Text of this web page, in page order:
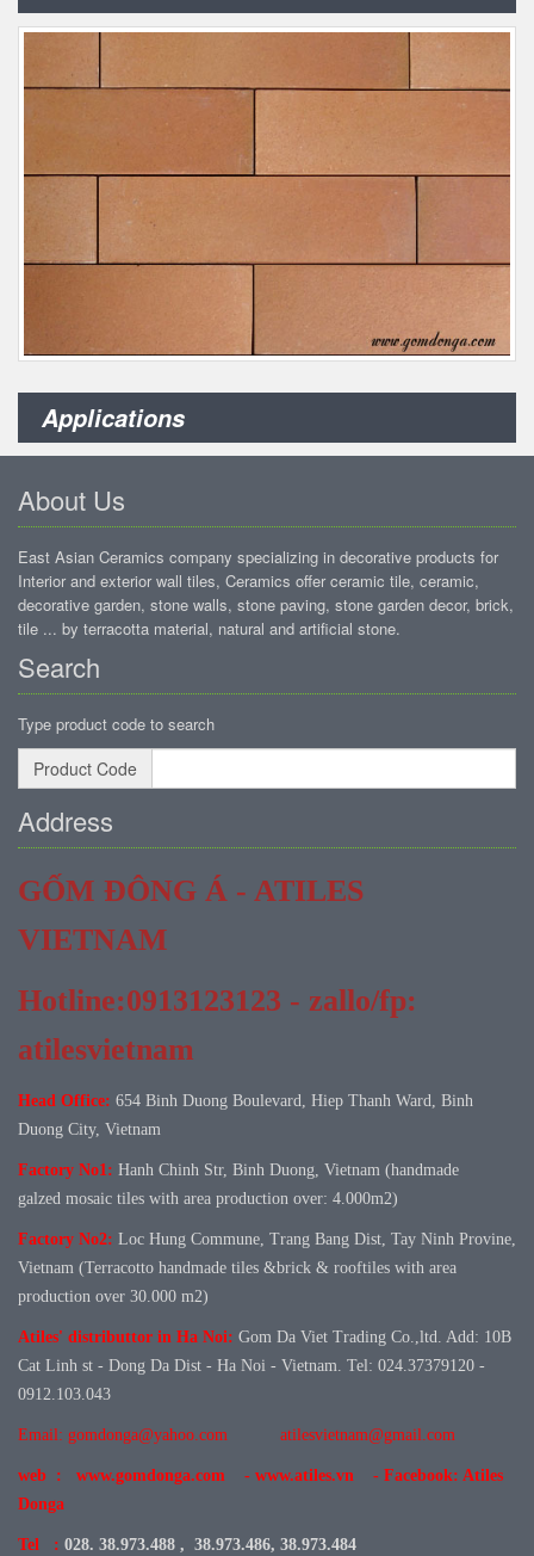
Applications
About Us
East Asian Ceramics company specializing in decorative products for
Interior and exterior wall tiles, Ceramics offer ceramic tile, ceramic,
decorative garden, stone walls, stone paving, stone garden decor, brick,
tile ... by terracotta material, natural and artificial stone.
Search
Type product code to search
Product Code
Address
GỐM ĐÔNG Á - ATILES
VIETNAM
Hotline:0913123123 - zallo/fp:
atilesvietnam
Head Office: 654 Binh Duong Boulevard, Hiep Thanh Ward, Binh
Duong City, Vietnam
Factory No1: Hanh Chinh Str, Binh Duong, Vietnam (handmade
galzed mosaic tiles with area production over: 4.000m2)
Factory No2: Loc Hung Commune, Trang Bang Dist, Tay Ninh Provine,
Vietnam (Terracotto handmade tiles &brick & rooftiles with area
production over 30.000 m2)
Atiles' distributtor in Ha Noi: Gom Da Viet Trading Co.,ltd. Add: 10B
Cat Linh st - Dong Da Dist - Ha Noi - Vietnam. Tel: 024.37379120 -
0912.103.043
Email: gomdonga@yahoo.com atilesvietnam@gmail.com
web : www.gomdonga.com - www.atiles.vn - Facebook: Atiles
Donga
Tel : 028. 38.973.488 , 38.973.486, 38.973.484